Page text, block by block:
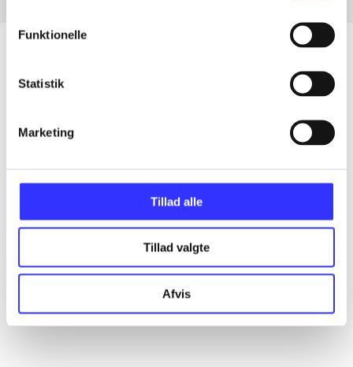
Funktionelle
Statistik
Marketing
Tillad alle
Tillad valgte
Afvis
...
...